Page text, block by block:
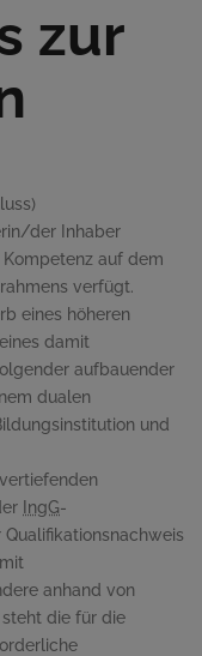
zur
der Inhaber
auf dem
verfügt.
eines höheren
damit
aufbauender
dualen
und
IngG-
anhand von
die für die